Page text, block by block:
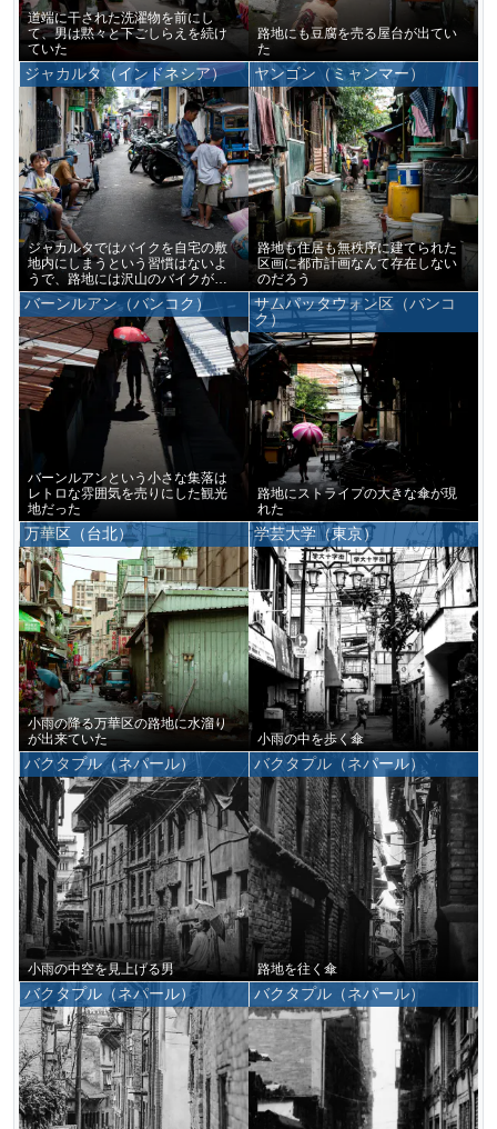
道端に干された洗濯物を前にし
て、男は黙々と下ごしらえを続け
ていた
路地にも豆腐を売る屋台が出てい
た
ジャカルタ（インドネシア）
ジャカルタではバイクを自宅の敷
地内にしまうという習慣はないよ
うで、路地には沢山のバイクが駐
められている
ヤンゴン（ミャンマー）
路地も住居も無秩序に建てられた
区画に都市計画なんて存在しない
のだろう
バーンルアン（バンコク）
バーンルアンという小さな集落は
レトロな雰囲気を売りにした観光
地だった
サムパッタウォン区（バンコ
ク）
路地にストライプの大きな傘が現
れた
万華区（台北）
小雨の降る万華区の路地に水溜り
が出来ていた
学芸大学（東京）
小雨の中を歩く傘
バクタプル（ネパール）
小雨の中空を見上げる男
バクタプル（ネパール）
路地を往く傘
バクタプル（ネパール） バクタプル（ネパール）